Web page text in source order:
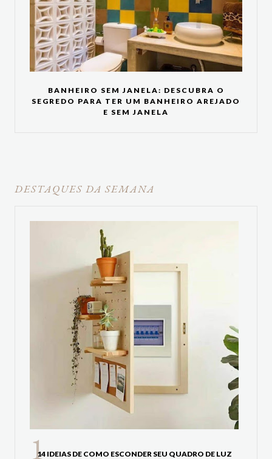
BANHEIRO SEM JANELA: DESCUBRA O
SEGREDO PARA TER UM BANHEIRO AREJADO
E SEM JANELA
DESTAQUES DA SEMANA
14 IDEIAS DE COMO ESCONDER SEU QUADRO DE LUZ